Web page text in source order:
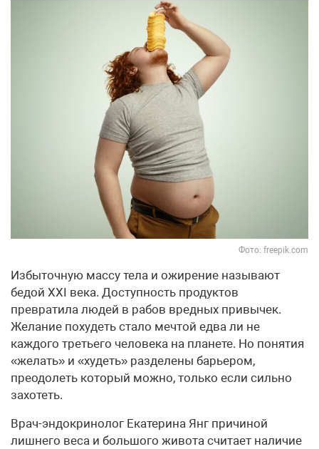
Фото: freepik.com
Избыточную массу тела и ожирение называют
бедой XXI века. Доступность продуктов
превратила людей в рабов вредных привычек.
Желание похудеть стало мечтой едва ли не
каждого третьего человека на планете. Но понятия
«желать» и «худеть» разделены барьером,
преодолеть который можно, только если сильно
захотеть.
Врач-эндокринолог Екатерина Янг причиной
лишнего веса и большого живота считает наличие